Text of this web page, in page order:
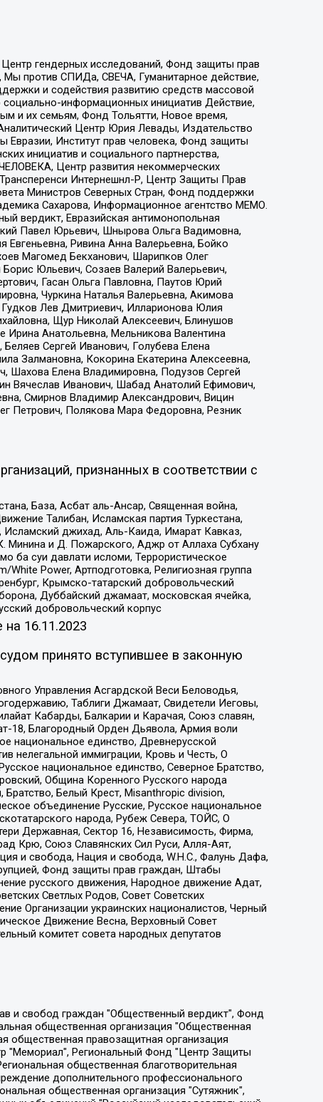
гендерных исследований, Фонд защиты прав
против СПИДа, СВЕЧА, Гуманитарное действие,
и содействия развитию средств массовой
информационных инициатив Действие,
и их семьям, Фонд Тольятти, Новое время,
Центр Юрия Левады, Издательство
Институт прав человека, Фонд защиты
инициатив и социального партнерства,
Центр развития некоммерческих
Интернешнл-Р, Центр Защиты Прав
Министров Северных Стран, Фонд поддержки
Сахарова, Информационное агентство МЕМО.
вердикт, Евразийская антимонопольная
Павел Юрьевич, Шнырова Ольга Вадимовна,
Ривина Анна Валерьевна, Бойко
Магомед Бекханович, Шарипков Олег
Юльевич, Созаев Валерий Валерьевич,
Гасан Ольга Павловна, Паутов Юрий
Чуркина Наталья Валерьевна, Акимова
Гудков Лев Дмитриевич, Илларионова Юлия
Щур Николай Алексеевич, Блинушов
Анатольевна, Мельникова Валентина
Сергей Иванович, Голубева Елена
Залмановна, Кокорина Екатерина Алексеевна,
Шахова Елена Владимировна, Подузов Сергей
Вячеслав Иванович, Шабад Анатолий Ефимович,
Смирнов Владимир Александрович, Вицин
Петрович, Полякова Мара Федоровна, Резник
признанных в соответствии с
База, Асбат аль-Ансар, Священная война,
Талибан, Исламская партия Туркестана,
джихад, Аль-Каида, Имарат Кавказ,
и Д. Пожарского, Аджр от Аллаха Субхану
ба суи давлати исломи, Террористическое
Power, Артподготовка, Религиозная группа
Крымско-татарский добровольческий
Дуббайский джамаат, московская ячейка,
добровольческий корпус
на 16.11.2023
принято вступившее в законную
Управления Асгардской Веси Беловодья,
Таблиги Джамаат, Свидетели Иеговы,
Кабарды, Балкарии и Карачая, Союз славян,
18, Благородный Орден Дьявола, Армия воли
национальное единство, Древнерусской
нелегальной иммиграции, Кровь и Честь, О
национальное единство, Северное Братство,
Община Коренного Русского народа
Белый Крест, Misanthropic division,
объединение Русские, Русское национальное
народа, Рубеж Севера, ТОЙС, О
Державная, Сектор 16, Независимость, Фирма,
Крю, Союз Славянских Сил Руси, Алля-Аят,
и свобода, Нация и свобода, W.H.С., Фалунь Дафа,
Фонд защиты прав граждан, Штабы
русского движения, Народное движение Адат,
Светлых Родов, Совет Советских
Организации украинских националистов, Черный
Движение Весна, Верховный Совет
комитет совета народных депутатов
общественное движение "Маяк", Санкт-Петербургская ЛГБТ-инициативная группа "Выход", Инициативная группа ЛГБТ+ "Реверс", Алексеев Андрей Викторович, Бекбулатова Таисия Львовна, Беляев Иван Михайлович, Владыкина Елена Сергеевна, Гельман Марат Александрович, Никульшина Вероника Юрьевна, Толоконникова Надежда Андреевна, Шендерович Виктор Анатольевич, Общество с ограниченной ответственностью "Данное сообщение", Общество с ограниченной ответственностью Издательский дом "Новая глава", Айнбиндер Александра Александровна, Московский комьюнити-центр для ЛГБТ+инициатив, Благотворительный фонд развития филантропии, Deutsche Welle (Германия, Kurt-Schumacher-Strasse 3, 53113 Bonn), Борзунова Мария Михайловна, Воробьев Виктор Викторович, Голубева Анна Львовна, Константинова Алла Михайловна, Малкова Ирина Владимировна, Мурадов Мурад Абдулгалимович, Осетинская Елизавета Николаевна, Понасенков Евгений Николаевич, Ганапольский Матвей Юрьевич, Киселев Евгений Алексеевич, Борухович Ирина Григорьевна, Дремин Иван Тимофеевич, Дубровский Дмитрий Викторович, Красноярская региональная общественная организация поддержки и развития альтернативных образовательных технологий и межкультурных коммуникаций "ИНТЕРРА", Маяковская Екатерина Алексеевна, Фейгин Марк Захарович, Филимонов Андрей Викторович, Дзугкоева Регина Николаевна, Доброхотов Роман Александрович, Дудь Юрий Александрович, Елкин Сергей Владимирович, Кругликов Кирилл Игоревич, Сабунаева Мария Леонидовна, Семенов Алексей Владимирович, Шаинян Карен Багратович, Шульман Екатерина Михайловна, Асафьев Артур Валерьевич, Вахштайн Виктор Семенович, Венедиктов Алексей Алексеевич, Лушникова Екатерина Евгеньевна, Волков Леонид Михайлович, Невзоров Александр Глебович, Пархоменко Сергей Борисович, Сироткин Ярослав Николаевич, Кара-Мурза Владимир Владимирович, Баранова Наталья Владимировна, Гозман Леонид Яковлевич, Кагарлицкий Борис Юльевич, Климарев Михаил Валерьевич, Милов Владимир Станиславович, Автономная некоммерческая организация Краснодарский центр современного искусства "Типография", Моргенштерн Алишер Тагирович, Соболь Любовь Эдуардовна, Общество с ограниченной ответственностью "ЛИЗА НОРМ", Каспаров Гарри Кимович, Ходорковский Михаил Борисович, Общество с ограниченной ответственностью "Апрельские тезисы", Данилович Ирина Брониславовна, Кашин Олег Владимирович, Петров Николай Владимирович, Пивоваров Алексей Владимирович, Соколов Михаил Владимирович, Цветкова Юлия Владимировна, Чичваркин Евгений Александрович, Комитет против пыток/Команда против пыток, Общество с ограниченной ответственностью "Первый научный", Общество с ограниченной ответственностью "Вертолет и ко", Белоцерковская Вероника Борисовна, Кац Максим Евгеньевич, Лазарева Татьяна Юрьевна, Шаведдинов Руслан Табризович, Яшин Илья Валерьевич, Общество с ограниченной ответственностью "Иноагент ААВ", Алешковский Дмитрий Петрович, Альбац Евгения Марковна, Быков Дмитрий Львович, Галямина Юлия Евгеньевна, Лойко Сергей Леонидович, Мартынов Кирилл Константинович, Медведев Сергей Александрович, Крашенинников Федор Геннадиевич, Гордеева Катерина Вл